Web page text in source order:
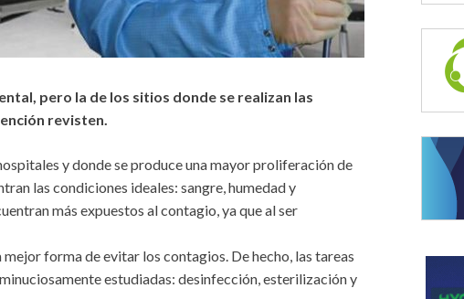
pero la de los sitios donde se realizan las
revisten.
y donde se produce una mayor proliferación de
las condiciones ideales: sangre, humedad y
más expuestos al contagio, ya que al ser
forma de evitar los contagios. De hecho, las tareas
estudiadas: desinfección, esterilización y